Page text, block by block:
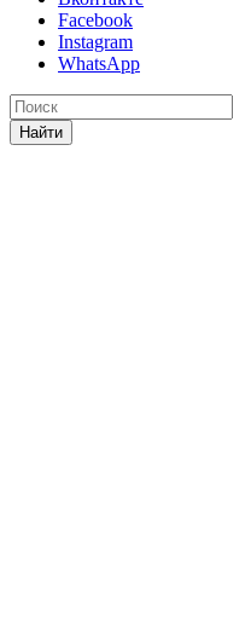
Facebook
Instagram
WhatsApp
Найти